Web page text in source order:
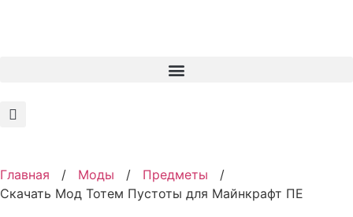
Главная / Моды / Предметы
/
Скачать Мод Тотем Пустоты для Майнкрафт ПЕ